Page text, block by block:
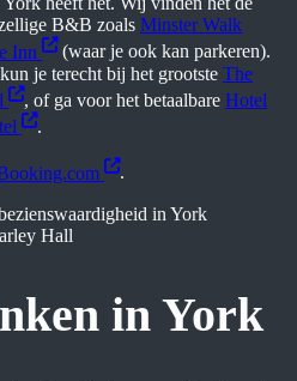
B&B zoals Minster Walk
Inn
(waar je ook kan parkeren).
je terecht bij het grootste The
, of ga voor het betaalbare Hotel
.
.
Hall
in York